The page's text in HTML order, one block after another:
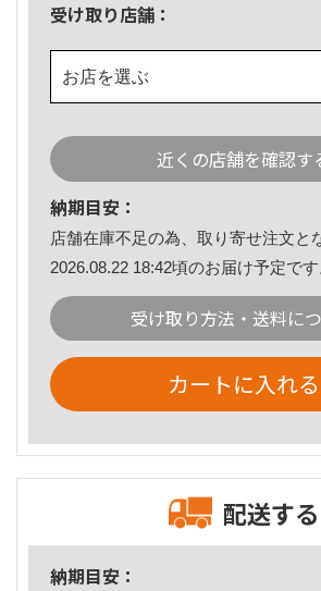
受け取り店舗：
お店を選ぶ
近くの店舗を確認す
納期目安：
店舗在庫不足の為、取り寄せ注文と
2026.08.22 18:42頃のお届け予定です
受け取り方法・送料に
カートに入れる
配送する
納期目安：